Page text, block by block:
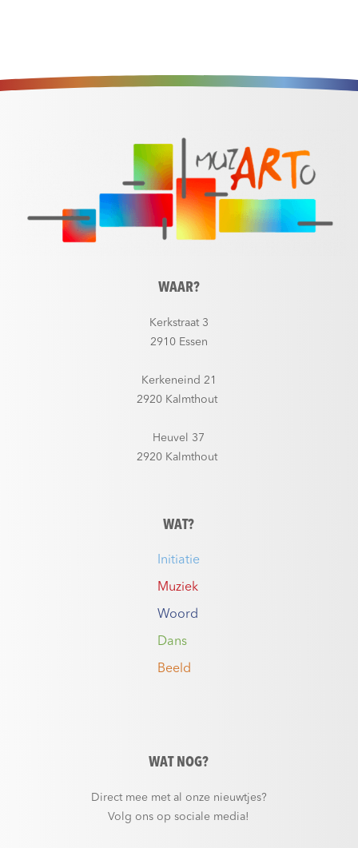
WAAR?
Kerkstraat 3
2910 Essen
Kerkeneind 21
2920 Kalmthout
Heuvel 37
2920 Kalmthout
WAT?
Initiatie
Muziek
Woord
Dans
Beeld
WAT NOG?
Direct mee met al onze nieuwtjes?
Volg ons op sociale media!